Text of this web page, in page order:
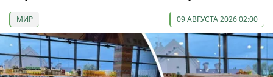
МИР 09 АВГУСТА 2026 02:00